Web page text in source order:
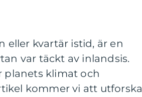
eller kvartär istid, är en
var täckt av inlandsis.
planets klimat och
kommer vi att utforska